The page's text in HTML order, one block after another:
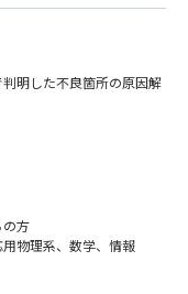
明した不良箇所の原因解
明および不良個所の絞り
定を担当。
やテスト、プロセスへの
方
物理系、数学、情報